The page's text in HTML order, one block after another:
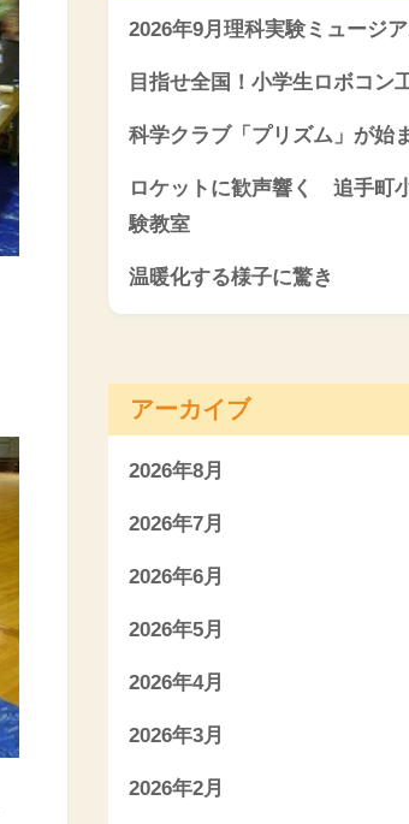
2026年9月理科実験ミュージ
目指せ全国！小学生ロボコン
科学クラブ「プリズム」が始
ロケットに歓声響く 追手町
験教室
温暖化する様子に驚き
アーカイブ
2026年8月
2026年7月
2026年6月
2026年5月
2026年4月
2026年3月
2026年2月